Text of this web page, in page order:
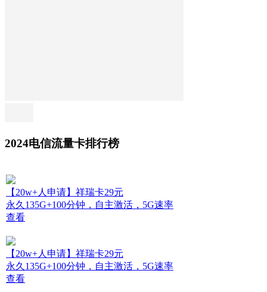
2024电信流量卡排行榜
【20w+人申请】祥瑞卡29元
永久135G+100分钟，自主激活，5G速率
查看
【20w+人申请】祥瑞卡29元
永久135G+100分钟，自主激活，5G速率
查看